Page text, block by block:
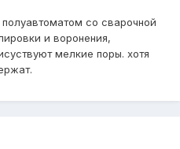
со сварочной
и воронения,
мелкие поры. хотя